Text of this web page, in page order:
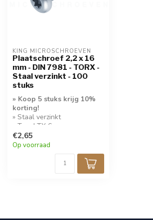
KING MICROSCHROEVEN
Plaatschroef 2,2 x 16
mm - DIN 7981 - TORX -
Staal verzinkt - 100
stuks
» Koop 5 stuks krijg 10%
korting!
» Staal verzinkt
» Torx | TX 6
» 100 stuks
€2,65
Op voorraad